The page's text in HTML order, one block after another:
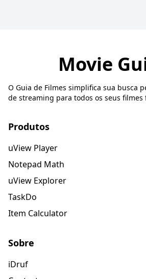
Movie
O Guia de Filmes simplifica sua busca
de streaming para todos os seus filmes
Produtos
uView Player
Notepad Math
uView Explorer
TaskDo
Item Calculator
Sobre
iDruf